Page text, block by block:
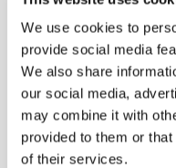
We use cookies to
provide social media
We also share
our social media,
may combine it with
provided to them or
of their services.
30
30 APRIL |
11:00 |
MEMBERS
Forskningsrådets
bedrifter som vil